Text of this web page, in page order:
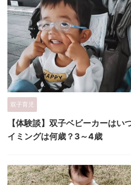
双子育児
【体験談】双子ベビーカーはい
イミングは何歳？3～4歳